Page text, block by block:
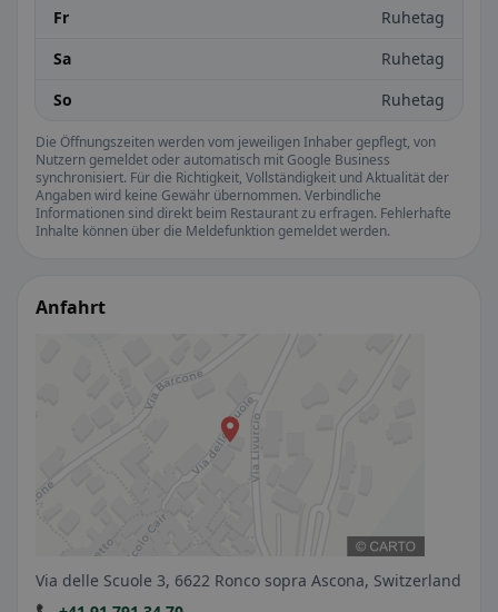
Fr
Ruhetag
Sa
Ruhetag
So
Ruhetag
Die Öffnungszeiten werden vom jeweiligen Inhaber gepflegt, von
Nutzern gemeldet oder automatisch mit Google Business
synchronisiert. Für die Richtigkeit, Vollständigkeit und Aktualität der
Angaben wird keine Gewähr übernommen. Verbindliche
Informationen sind direkt beim Restaurant zu erfragen. Fehlerhafte
Inhalte können über die Meldefunktion gemeldet werden.
Anfahrt
Via delle Scuole 3, 6622 Ronco sopra Ascona, Switzerland